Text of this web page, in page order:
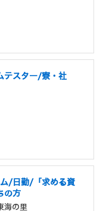
テスター/寮・社
/日勤/「求める資
の方
海の里